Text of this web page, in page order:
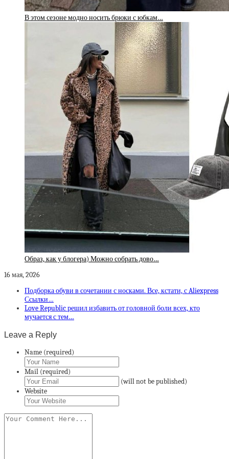
В этом сезоне модно носить брюки с юбкам…
Образ, как у блогера) Можно собрать дово…
16 мая, 2026
Подборка обуви в сочетании с носками. Все, кстати, с Aliexpress
Ссылки…
Love Republic решил избавить от головной боли всех, кто
мучается с тем…
Leave a Reply
Name (required)
Mail (required)
(will not be published)
Website